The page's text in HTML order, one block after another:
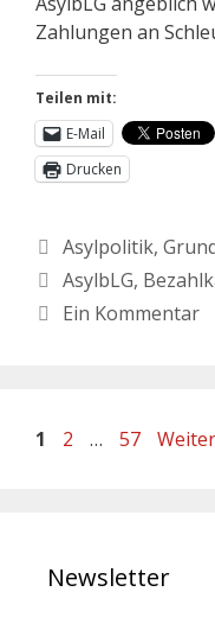
Zahlungen an
Teilen mit:
E-Mail
Drucken
Asylpolitik,
AsylbLG,
Ein Kommentar
1 2 … 57 Weiter
Newsletter